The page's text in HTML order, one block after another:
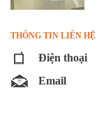
THÔNG TIN LIÊN HỆ
Điện thoại
Email